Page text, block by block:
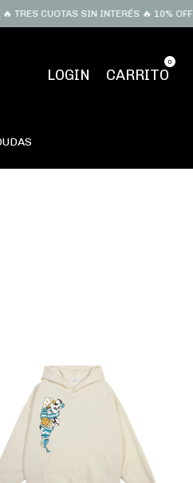
SIN INTERÉS 🔥 10% OFF
LOGIN CARRITO
0